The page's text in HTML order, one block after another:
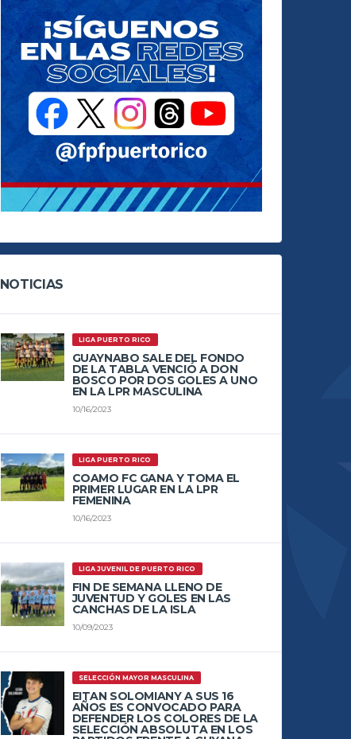
NOTICIAS
LIGA PUERTO RICO
GUAYNABO SALE DEL FONDO
DE LA TABLA VENCIÓ A DON
BOSCO POR DOS GOLES A UNO
EN LA LPR MASCULINA
10/16/2023
LIGA PUERTO RICO
COAMO FC GANA Y TOMA EL
PRIMER LUGAR EN LA LPR
FEMENINA
10/16/2023
LIGA JUVENIL DE PUERTO RICO
FIN DE SEMANA LLENO DE
JUVENTUD Y GOLES EN LAS
CANCHAS DE LA ISLA
10/09/2023
SELECCIÓN MAYOR MASCULINA
EITAN SOLOMIANY A SUS 16
AÑOS ES CONVOCADO PARA
DEFENDER LOS COLORES DE LA
SELECCIÓN ABSOLUTA EN LOS